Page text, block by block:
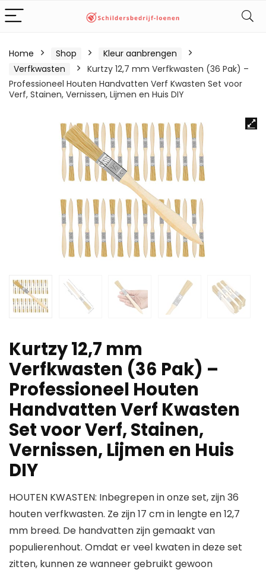
Home Shop
Kleur aanbrengen
Verfkwasten
Kurtzy 12,7 mm Verfkwasten (36 Pak) –
Professioneel Houten Handvatten Verf Kwasten Set voor
Verf, Stainen, Vernissen, Lijmen en Huis DIY
Kurtzy 12,7 mm
Verfkwasten (36 Pak) –
Professioneel Houten
Handvatten Verf Kwasten
Set voor Verf, Stainen,
Vernissen, Lijmen en Huis
DIY
HOUTEN KWASTEN: Inbegrepen in onze set, zijn 36
houten verfkwasten. Ze zijn 17 cm in lengte en 12,7
mm breed. De handvatten zijn gemaakt van
populierenhout. Omdat er veel kwaten in deze set
zitten, kunnen ze wanneer gebruikt gewoon